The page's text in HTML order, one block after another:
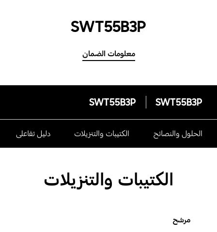
SWT55B3P
معلومات الضمان
SWT55B3P
SWT55B3P
الحلول والنصائح الكتيبات والتنزيلات دليل تفاعلى
الكتيبات والتنزيلات
مرشح